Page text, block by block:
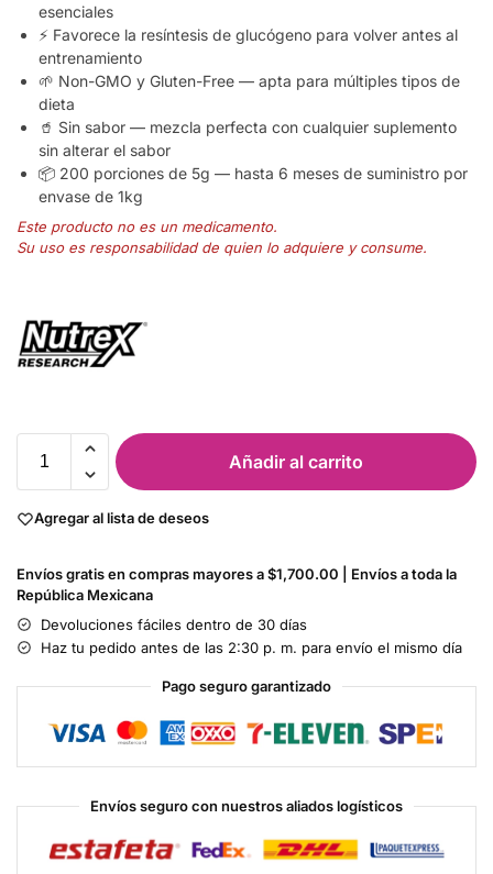
esenciales
⚡ Favorece la resíntesis de glucógeno para volver antes al
entrenamiento
🌱 Non-GMO y Gluten-Free — apta para múltiples tipos de
dieta
🥤 Sin sabor — mezcla perfecta con cualquier suplemento
sin alterar el sabor
📦 200 porciones de 5g — hasta 6 meses de suministro por
envase de 1kg
Este producto no es un medicamento.
Su uso es responsabilidad de quien lo adquiere y consume.
Añadir al carrito
Agregar al lista de deseos
Envíos gratis en compras mayores a $1,700.00 | Envíos a toda la
República Mexicana
Devoluciones fáciles dentro de 30 días
Haz tu pedido antes de las 2:30 p. m. para envío el mismo día
Pago seguro garantizado
Envíos seguro con nuestros aliados logísticos